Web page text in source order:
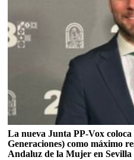
La nueva Junta PP-Vox
Generaciones) como máximo
Andaluz de la Mujer en Sevilla